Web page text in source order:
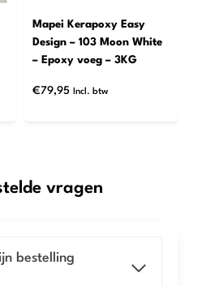
Mapei Kerapoxy Easy
Design – 103 Moon White
– Epoxy voeg – 3KG
€79,95 Incl. btw
vragen
bestelling